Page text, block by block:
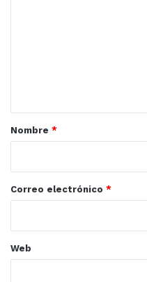
r
*
Nombre *
Correo electrónico *
Web